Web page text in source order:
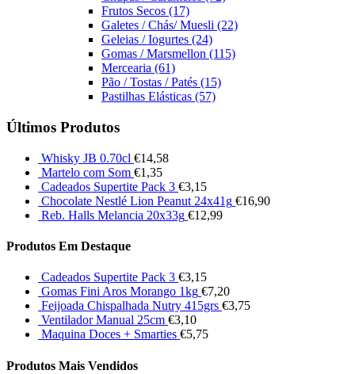
Frutos Secos (17)
Galetes / Chás/ Muesli (22)
Geleias / Iogurtes (24)
Gomas / Marsmellon (115)
Mercearia (61)
Pão / Tostas / Patés (15)
Pastilhas Elásticas (57)
Últimos Produtos
Whisky JB 0.70cl €14,58
Martelo com Som €1,35
Cadeados Supertite Pack 3 €3,15
Chocolate Nestlé Lion Peanut 24x41g €16,90
Reb. Halls Melancia 20x33g €12,99
Produtos Em Destaque
Cadeados Supertite Pack 3 €3,15
Gomas Fini Aros Morango 1kg €7,20
Feijoada Chispalhada Nutry 415grs €3,75
Ventilador Manual 25cm €3,10
Maquina Doces + Smarties €5,75
Produtos Mais Vendidos